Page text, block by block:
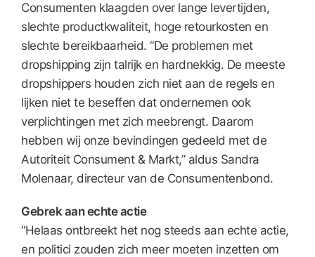
Consumenten klaagden over lange levertijden,
slechte productkwaliteit, hoge retourkosten en
slechte bereikbaarheid. “De problemen met
dropshipping zijn talrijk en hardnekkig. De meeste
dropshippers houden zich niet aan de regels en
lijken niet te beseffen dat ondernemen ook
verplichtingen met zich meebrengt. Daarom
hebben wij onze bevindingen gedeeld met de
Autoriteit Consument & Markt,” aldus Sandra
Molenaar, directeur van de Consumentenbond.
Gebrek aan echte actie
“Helaas ontbreekt het nog steeds aan echte actie,
en politici zouden zich meer moeten inzetten om